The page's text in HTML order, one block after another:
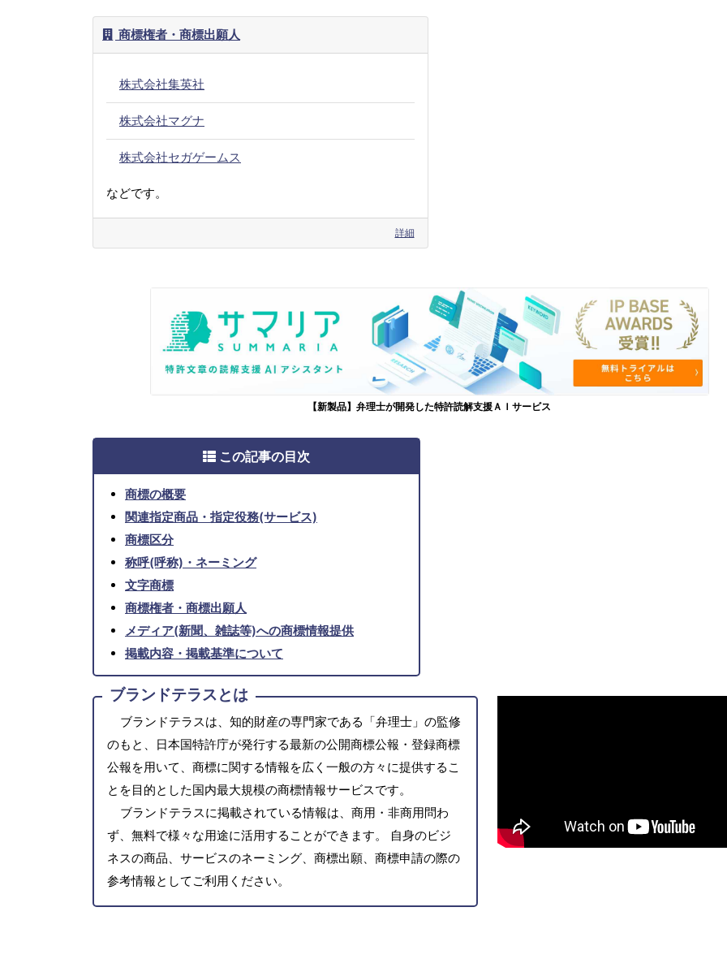
商標権者・商標出願人
株式会社集英社
株式会社マグナ
株式会社セガゲームス
などです。
詳細
【新製品】弁理士が開発した特許読解支援ＡＩサービス
この記事の目次
商標の概要
関連指定商品・指定役務(サービス)
商標区分
称呼(呼称)・ネーミング
文字商標
商標権者・商標出願人
メディア(新聞、雑誌等)への商標情報提供
掲載内容・掲載基準について
ブランドテラスとは
ブランドテラスは、知的財産の専門家である「弁理士」の監修
のもと、日本国特許庁が発行する最新の公開商標公報・登録商標
公報を用いて、商標に関する情報を広く一般の方々に提供するこ
とを目的とした国内最大規模の商標情報サービスです。
ブランドテラスに掲載されている情報は、商用・非商用問わ
ず、無料で様々な用途に活用することができます。 自身のビジ
ネスの商品、サービスのネーミング、商標出願、商標申請の際の
参考情報としてご利用ください。